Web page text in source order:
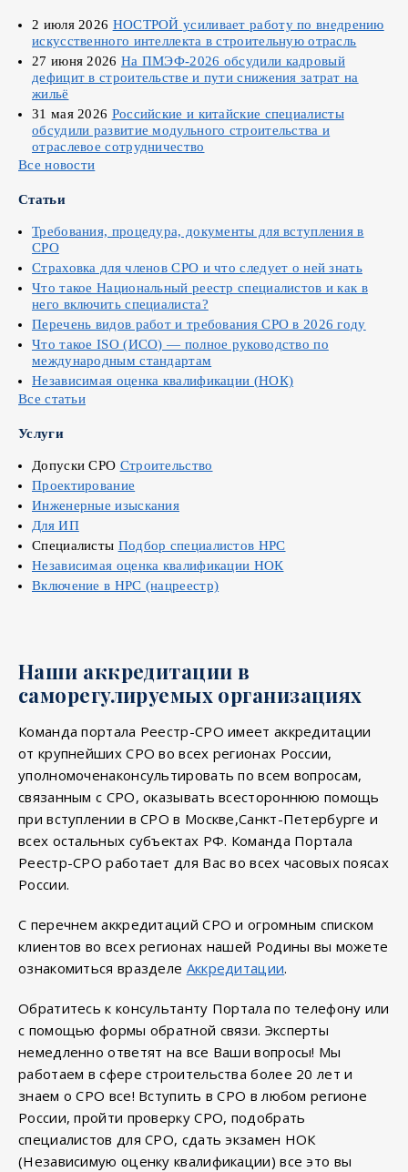
2 июля 2026 НОСТРОЙ усиливает работу по внедрению
искусственного интеллекта в строительную отрасль
27 июня 2026 На ПМЭФ-2026 обсудили кадровый
дефицит в строительстве и пути снижения затрат на
жильё
31 мая 2026 Российские и китайские специалисты
обсудили развитие модульного строительства и
отраслевое сотрудничество
Все новости
Статьи
Требования, процедура, документы для вступления в
СРО
Страховка для членов СРО и что следует о ней знать
Что такое Национальный реестр специалистов и как в
него включить специалиста?
Перечень видов работ и требования СРО в 2026 году
Что такое ISO (ИСО) — полное руководство по
международным стандартам
Независимая оценка квалификации (НОК)
Все статьи
Услуги
Допуски СРО Строительство
Проектирование
Инженерные изыскания
Для ИП
Специалисты Подбор специалистов НРС
Независимая оценка квалификации НОК
Включение в НРС (нацреестр)
Наши аккредитации в
саморегулируемых организациях
Команда портала Реестр-СРО имеет аккредитации
от крупнейших СРО во всех регионах России,
уполномоченаконсультировать по всем вопросам,
связанным с СРО, оказывать всестороннюю помощь
при вступлении в СРО в Москве,Санкт-Петербурге и
всех остальных субъектах РФ. Команда Портала
Реестр-СРО работает для Вас во всех часовых поясах
России.
С перечнем аккредитаций СРО и огромным списком
клиентов во всех регионах нашей Родины вы можете
ознакомиться вразделе Аккредитации.
Обратитесь к консультанту Портала по телефону или
с помощью формы обратной связи. Эксперты
немедленно ответят на все Ваши вопросы! Мы
работаем в сфере строительства более 20 лет и
знаем о СРО все! Вступить в СРО в любом регионе
России, пройти проверку СРО, подобрать
специалистов для СРО, сдать экзамен НОК
(Независимую оценку квалификации) все это вы